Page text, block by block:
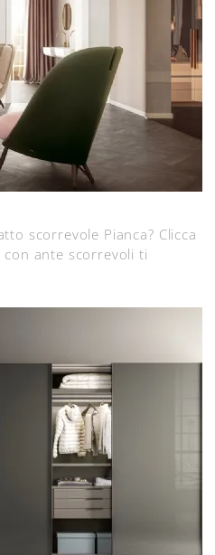
scorrevole Pianca? Clicca
ante scorrevoli ti